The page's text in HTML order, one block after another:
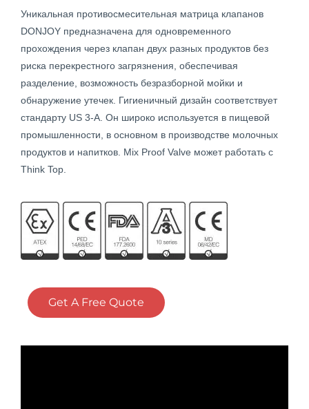
Уникальная противосмесительная матрица клапанов
DONJOY предназначена для одновременного
прохождения через клапан двух разных продуктов без
риска перекрестного загрязнения, обеспечивая
разделение, возможность безразборной мойки и
обнаружение утечек. Гигиеничный дизайн соответствует
стандарту US 3-A. Он широко используется в пищевой
промышленности, в основном в производстве молочных
продуктов и напитков. Mix Proof Valve может работать с
Think Top.
Get A Free Quote